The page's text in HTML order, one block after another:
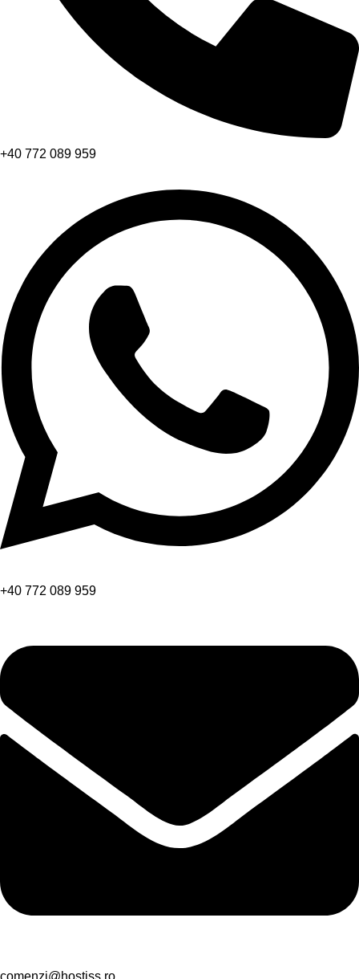
+40 772 089 959
+40 772 089 959
comenzi@hostiss.ro